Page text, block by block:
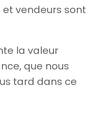
et vendeurs sont
la valeur
que nous
tard dans ce